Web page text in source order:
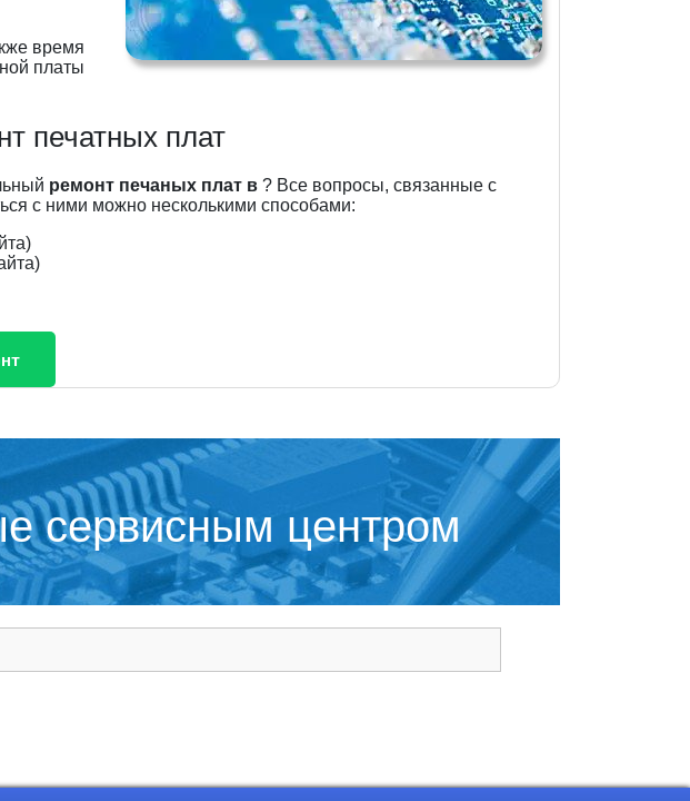
время
платы
печатных плат
ремонт печаных плат в ? Все вопросы, связанные с
с ними можно несколькими способами:
сервисным центром